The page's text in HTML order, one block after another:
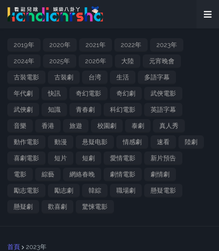
2019年 2020年 2021年 2022年 2023年
2024年 2025年 2026年 大陸 元宵晚會
古裝電影 古裝劇 台湾 生活 多語字幕
年代劇 快訊 奇幻電影 奇幻劇 武俠電影
武俠劇 知識 青春劇 科幻電影 英語字幕
音樂 香港 旅遊 校園劇 泰劇 真人秀
動作電影 動漫 悬疑电影 情感劇 速看 陸劇
喜劇電影 短片 短劇 愛情電影 新片預告
電影 綜藝 網絡春晚 劇情電影 劇情劇
勵志電影 勵志劇 韓綜 職場劇 懸疑電影
懸疑劇 歡喜劇 驚悚電影
首頁 2023年